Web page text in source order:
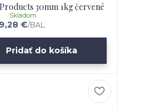
30mm 1kg červené
9,28 €/BAL.
Skladom
Pridať do košíka